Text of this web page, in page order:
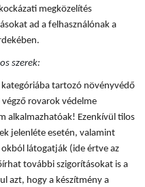
megközelítés
ad a felhasználónak a
szerek:
tartozó növényvédő
végző rovarok védelme
alkalmazhatóak! Ezenkívül tilos
jelenléte esetén, valamint
látogatják (ide értve az
további szigorításokat is a
azt, hogy a készítmény a